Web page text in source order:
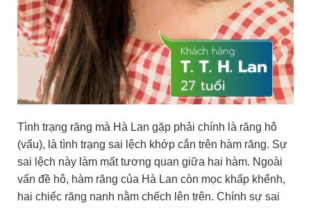
Tình trạng răng mà Hà Lan gặp phải chính là răng hô
(vẩu), là tình trạng sai lệch khớp cắn trên hàm răng. Sự
sai lệch này làm mất tương quan giữa hai hàm. Ngoài
vấn đề hô, hàm răng của Hà Lan còn mọc khấp khểnh,
hai chiếc răng nanh nằm chếch lên trên. Chính sự sai